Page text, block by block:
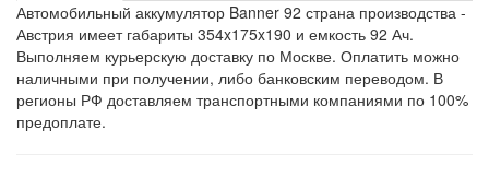
Автомобильный аккумулятор Banner 92 страна производства -
Австрия имеет габариты 354x175x190 и емкость 92 Ач.
Выполняем курьерскую доставку по Москве. Оплатить можно
наличными при получении, либо банковским переводом. В
регионы РФ доставляем транспортными компаниями по 100%
предоплате.